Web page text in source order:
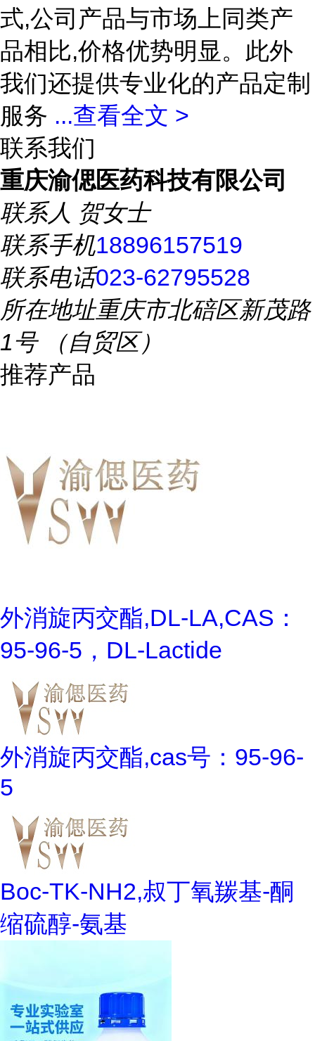
式,公司产品与市场上同类产
品相比,价格优势明显。此外
我们还提供专业化的产品定制
服务 ...查看全文 >
联系我们
重庆渝偲医药科技有限公司
联系人 贺女士
联系手机18896157519
联系电话023-62795528
所在地址重庆市北碚区新茂路
1号 （自贸区）
推荐产品
外消旋丙交酯,DL-LA,CAS：
95-96-5，DL-Lactide
外消旋丙交酯,cas号：95-96-
5
Boc-TK-NH2,叔丁氧羰基-酮
缩硫醇-氨基